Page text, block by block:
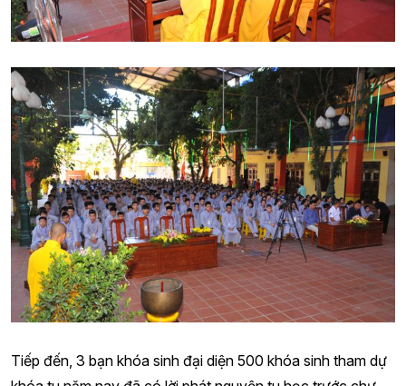
Tiếp đến, 3 bạn khóa sinh đại diện 500 khóa sinh tham dự